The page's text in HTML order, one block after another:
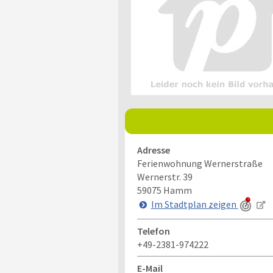
Adresse
Ferienwohnung Wernerstraße
Wernerstr. 39
59075 Hamm
Im Stadtplan zeigen
Telefon
+49-2381-974222
E-Mail